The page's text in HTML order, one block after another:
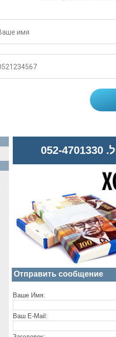
Отправить сообщение
Ваше Имя:
Ваш E-Mail: